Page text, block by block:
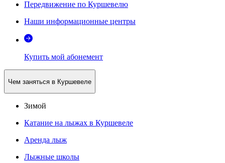
Передвижение по Куршевелю
Наши информационные центры
Купить мой абонемент
Чем заняться в Куршевеле
Зимой
Катание на лыжах в Куршевеле
Аренда лыж
Лыжные школы